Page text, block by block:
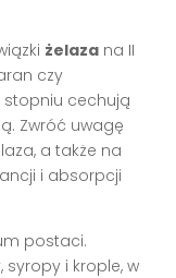
żelaza na II
czy
stopniu cechują
Zwróć uwagę
a także na
i absorpcji
postaci.
syropy i krople, w